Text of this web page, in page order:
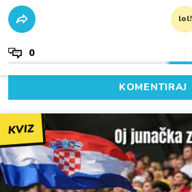
lol!
0
KOMENTIRAJ
KVIZ